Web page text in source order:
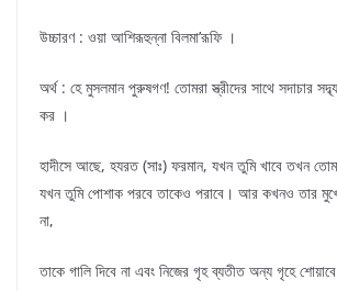
উচ্চারণ : ওয়া আশিরূহুন্না বিলমা’রূফি ।
অর্থ : হে মুসলমান পুরুষগণ! তোমরা স্ত্রীদের সাথে সদাচার
কর ।
হাদীসে আছে, হযরত (সাঃ) ফরমান, যখন তুমি খাবে তখন
যখন তুমি পোশাক পরবে তাকেও পরাবে। আর কখনও তার
না,
তাকে গালি দিবে না এবং নিজের গৃহ ব্যতীত অন্য গৃহে